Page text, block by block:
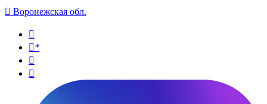
 Воронежская обл.

*

